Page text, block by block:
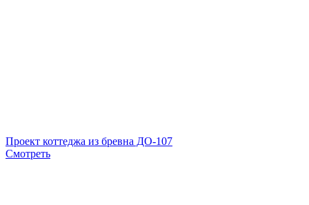
Проект коттеджа из бревна ДО-107
Смотреть